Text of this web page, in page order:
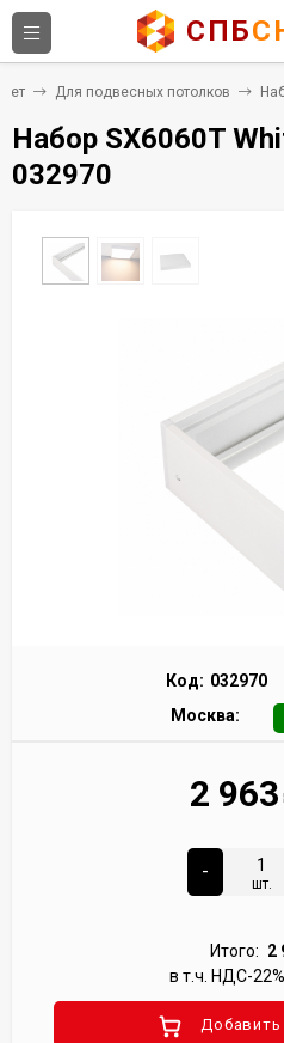
СПБ
Для подвесных потолков
Набор SX6060T
032970
Код: 032970
Москва:
2 963
-
шт.
Итого: 2
в т.ч. НДС-
Добавить